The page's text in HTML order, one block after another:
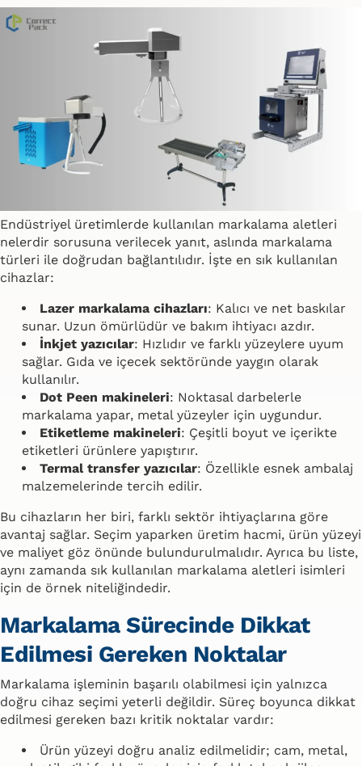
Endüstriyel üretimlerde kullanılan markalama aletleri
nelerdir sorusuna verilecek yanıt, aslında markalama
türleri ile doğrudan bağlantılıdır. İşte en sık kullanılan
cihazlar:
Lazer markalama cihazları: Kalıcı ve net baskılar
sunar. Uzun ömürlüdür ve bakım ihtiyacı azdır.
İnkjet yazıcılar: Hızlıdır ve farklı yüzeylere uyum
sağlar. Gıda ve içecek sektöründe yaygın olarak
kullanılır.
Dot Peen makineleri: Noktasal darbelerle
markalama yapar, metal yüzeyler için uygundur.
Etiketleme makineleri: Çeşitli boyut ve içerikte
etiketleri ürünlere yapıştırır.
Termal transfer yazıcılar: Özellikle esnek ambalaj
malzemelerinde tercih edilir.
Bu cihazların her biri, farklı sektör ihtiyaçlarına göre
avantaj sağlar. Seçim yaparken üretim hacmi, ürün yüzeyi
ve maliyet göz önünde bulundurulmalıdır. Ayrıca bu liste,
aynı zamanda sık kullanılan markalama aletleri isimleri
için de örnek niteliğindedir.
Markalama Sürecinde Dikkat
Edilmesi Gereken Noktalar
Markalama işleminin başarılı olabilmesi için yalnızca
doğru cihaz seçimi yeterli değildir. Süreç boyunca dikkat
edilmesi gereken bazı kritik noktalar vardır:
Ürün yüzeyi doğru analiz edilmelidir; cam, metal,